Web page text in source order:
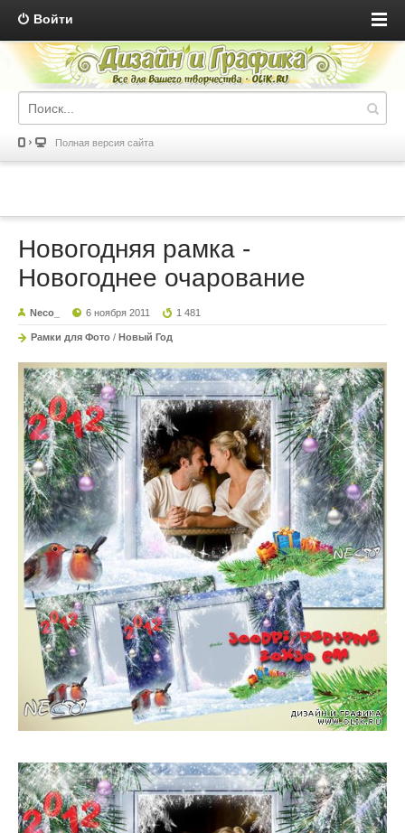
Войти
Полная версия сайта
Новогодняя рамка -
Новогоднее очарование
Neco_ 6 ноября 2011 1 481
Рамки для Фото / Новый Год